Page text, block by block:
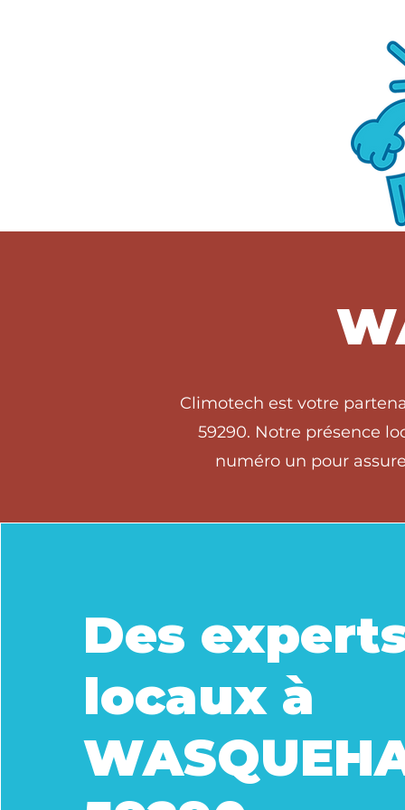
Climotech est votre
59290. Notre présence
numéro un pour
Des
locaux à